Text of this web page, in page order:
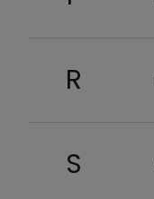
R
S